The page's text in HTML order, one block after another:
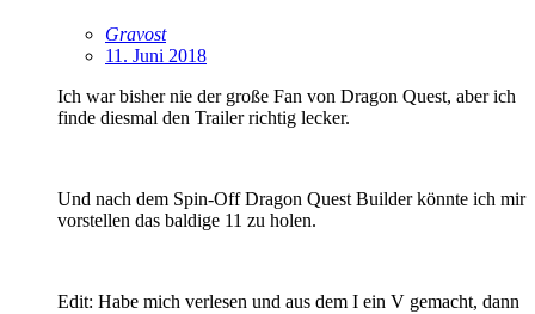
Gravost
11. Juni 2018
Ich war bisher nie der große Fan von Dragon Quest, aber ich
finde diesmal den Trailer richtig lecker.
Und nach dem Spin-Off Dragon Quest Builder könnte ich mir
vorstellen das baldige 11 zu holen.
Edit: Habe mich verlesen und aus dem I ein V gemacht, dann